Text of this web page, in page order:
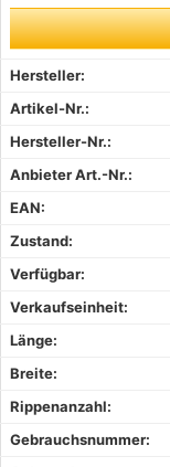
Hersteller:
Artikel-Nr.:
Hersteller-Nr.:
Anbieter Art.-Nr.:
EAN:
Zustand:
Verfügbar:
Verkaufseinheit:
Länge:
Breite:
Rippenanzahl:
Gebrauchsnummer: